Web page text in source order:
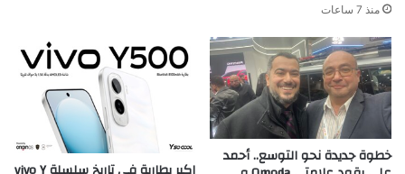
منذ 7 ساعات
خطوة جديدة نحو التوسع.. أحمد